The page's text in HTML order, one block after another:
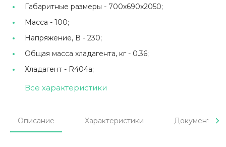
Габаритные размеры - 700х690х2050;
Масса - 100;
Напряжение, В - 230;
Общая масса хладагента, кг - 0.36;
Хладагент - R404а;
Все характеристики
Описание Характеристики Документы